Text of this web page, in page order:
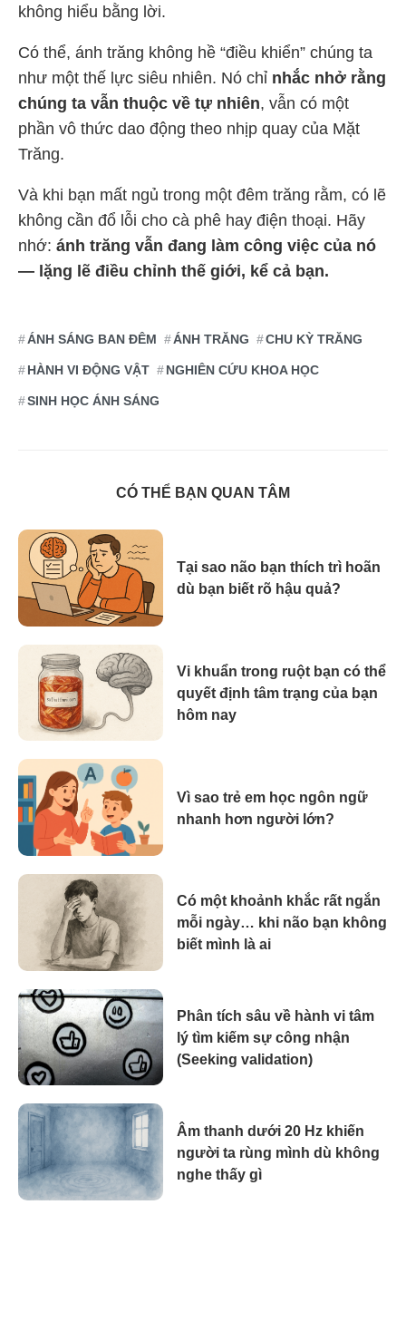
không hiểu bằng lời.
Có thể, ánh trăng không hề “điều khiển” chúng ta
như một thế lực siêu nhiên. Nó chỉ nhắc nhở rằng
chúng ta vẫn thuộc về tự nhiên, vẫn có một
phần vô thức dao động theo nhịp quay của Mặt
Trăng.
Và khi bạn mất ngủ trong một đêm trăng rằm, có lẽ
không cần đổ lỗi cho cà phê hay điện thoại. Hãy
nhớ: ánh trăng vẫn đang làm công việc của nó
— lặng lẽ điều chỉnh thế giới, kể cả bạn.
ÁNH SÁNG BAN ĐÊM ÁNH TRĂNG CHU KỲ TRĂNG
HÀNH VI ĐỘNG VẬT NGHIÊN CỨU KHOA HỌC
SINH HỌC ÁNH SÁNG
CÓ THỂ BẠN QUAN TÂM
Tại sao não bạn thích trì hoãn
dù bạn biết rõ hậu quả?
Vi khuẩn trong ruột bạn có thể
quyết định tâm trạng của bạn
hôm nay
Vì sao trẻ em học ngôn ngữ
nhanh hơn người lớn?
Có một khoảnh khắc rất ngắn
mỗi ngày… khi não bạn không
biết mình là ai
Phân tích sâu về hành vi tâm
lý tìm kiếm sự công nhận
(Seeking validation)
Âm thanh dưới 20 Hz khiến
người ta rùng mình dù không
nghe thấy gì